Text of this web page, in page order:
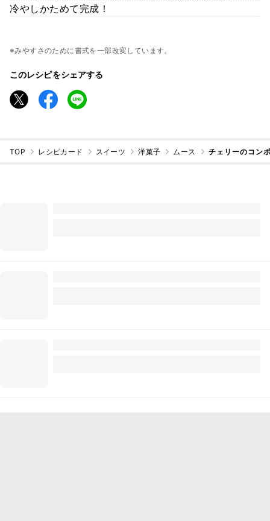
冷やしかためて完成！
※みやすさのために書式を一部改変しています。
このレシピをシェアする
TOP レシピカード スイーツ 洋菓子 ムース チェリーのコン